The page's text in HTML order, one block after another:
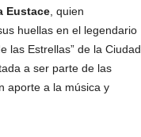
Eustace, quien
huellas en el legendario
las Estrellas” de la Ciudad
a ser parte de las
aporte a la música y